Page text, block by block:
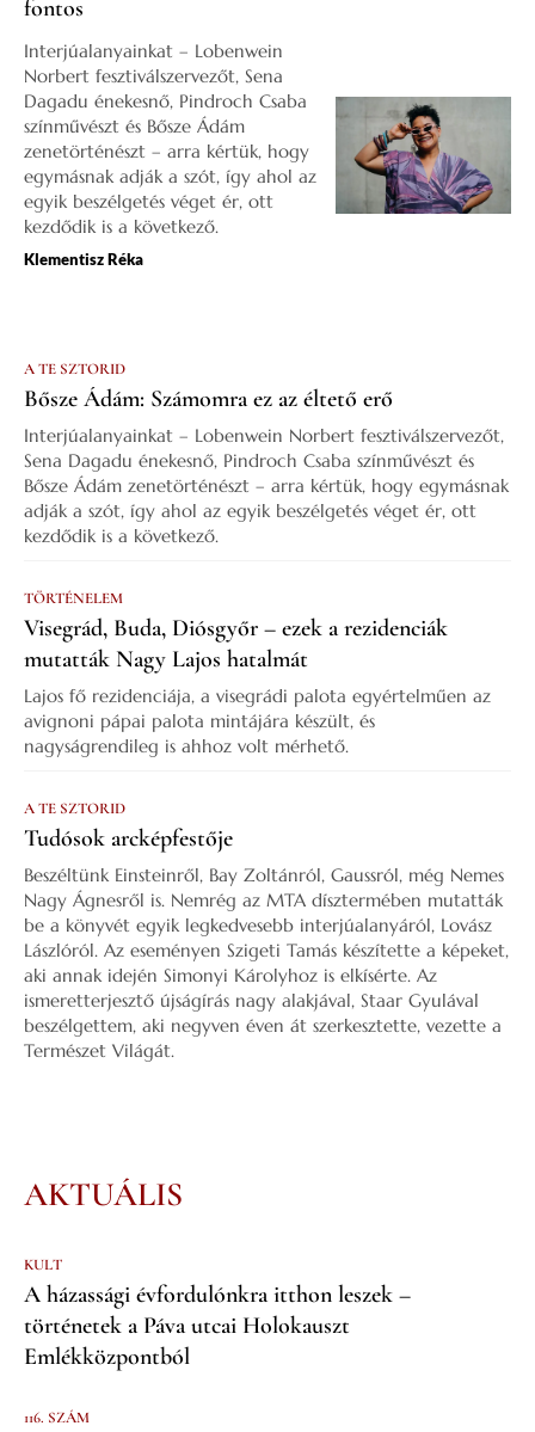
fontos
Interjúalanyainkat – Lobenwein
Norbert fesztiválszervezőt, Sena
Dagadu énekesnő, Pindroch Csaba
színművészt és Bősze Ádám
zenetörténészt – arra kértük, hogy
egymásnak adják a szót, így ahol az
egyik beszélgetés véget ér, ott
kezdődik is a következő.
Klementisz Réka
A TE SZTORID
Bősze Ádám: Számomra ez az éltető erő
Interjúalanyainkat – Lobenwein Norbert fesztiválszervezőt,
Sena Dagadu énekesnő, Pindroch Csaba színművészt és
Bősze Ádám zenetörténészt – arra kértük, hogy egymásnak
adják a szót, így ahol az egyik beszélgetés véget ér, ott
kezdődik is a következő.
TÖRTÉNELEM
Visegrád, Buda, Diósgyőr – ezek a rezidenciák
mutatták Nagy Lajos hatalmát
Lajos fő rezidenciája, a visegrádi palota egyértelműen az
avignoni pápai palota mintájára készült, és
nagyságrendileg is ahhoz volt mérhető.
A TE SZTORID
Tudósok arcképfestője
Beszéltünk Einsteinről, Bay Zoltánról, Gaussról, még Nemes
Nagy Ágnesről is. Nemrég az MTA dísztermében mutatták
be a könyvét egyik legkedvesebb interjúalanyáról, Lovász
Lászlóról. Az eseményen Szigeti Tamás készítette a képeket,
aki annak idején Simonyi Károlyhoz is elkísérte. Az
ismeretterjesztő újságírás nagy alakjával, Staar Gyulával
beszélgettem, aki negyven éven át szerkesztette, vezette a
Természet Világát.
AKTUÁLIS
KULT
A házassági évfordulónkra itthon leszek –
történetek a Páva utcai Holokauszt
Emlékközpontból
116. SZÁM